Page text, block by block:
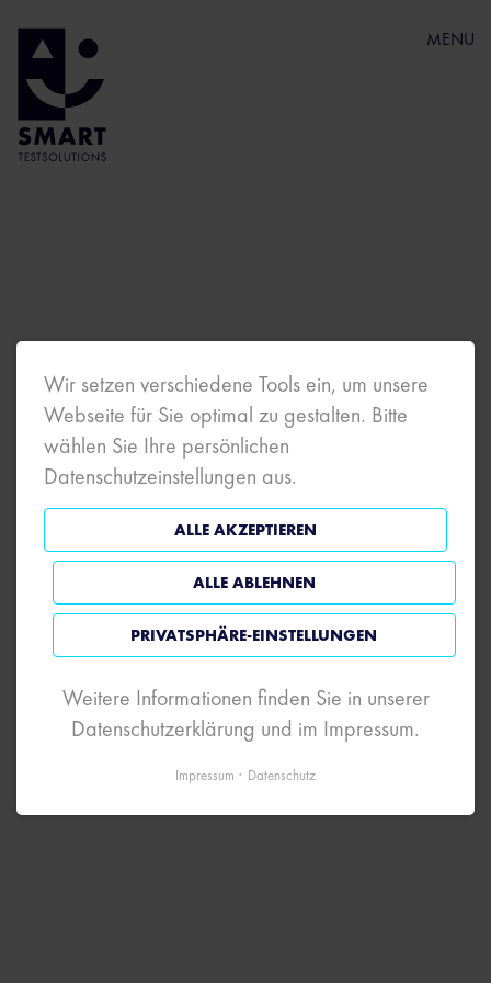
MENU
Wir setzen verschiedene Tools ein, um unsere
Webseite für Sie optimal zu gestalten. Bitte
wählen Sie Ihre persönlichen
Datenschutzeinstellungen aus.
ALLE AKZEPTIEREN
ALLE ABLEHNEN
PRIVATSPHÄRE-EINSTELLUNGEN
Weitere Informationen finden Sie in unserer
Datenschutzerklärung und im Impressum.
Impressum Datenschutz